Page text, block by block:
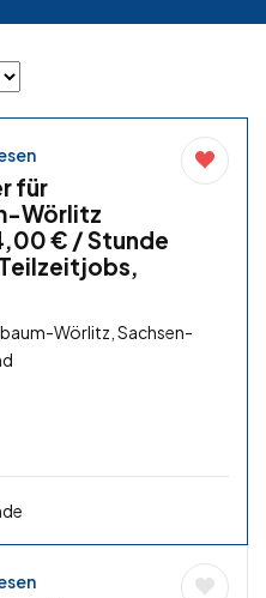
für
Wörlitz
€ / Stunde
Wörlitz, Sachsen-